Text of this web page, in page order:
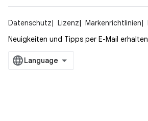
Datenschutz Lizenz Markenrichtlinien
Neuigkeiten und Tipps per E-Mail erhalten